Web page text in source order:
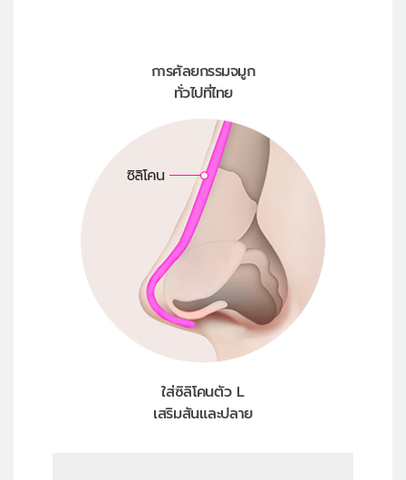
การศัลยกรรมจมูก
ทั่วไปที่ไทย
ใส่ซิลิโคนตัว L
เสริมสันและปลาย